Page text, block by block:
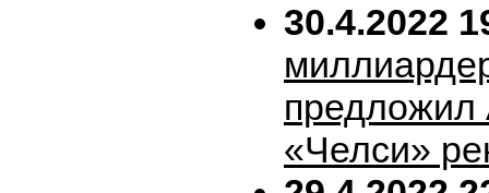
30.4.2022
предложил
«Челси»